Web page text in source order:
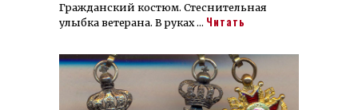
Гражданский костюм. Стеснительная
улыбка ветерана. В руках … Читать